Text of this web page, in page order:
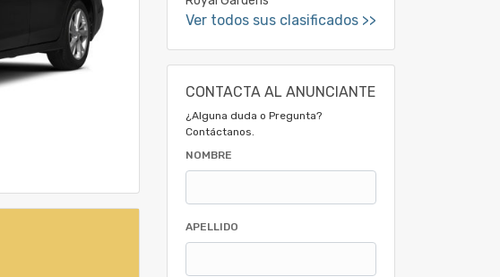
Ver todos sus clasificados >>
CONTACTA AL ANUNCIANTE
¿Alguna duda o Pregunta?
Contáctanos.
NOMBRE
APELLIDO